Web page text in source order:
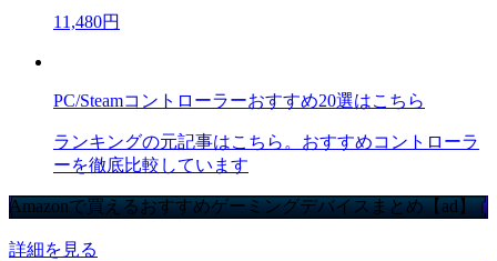
11,480円
PC/Steamコントローラーおすすめ20選はこちら
ランキングの元記事はこちら。おすすめコントローラ
ーを徹底比較しています
Amazonで買えるおすすめゲーミングデバイスまとめ【ad】
詳細を見る